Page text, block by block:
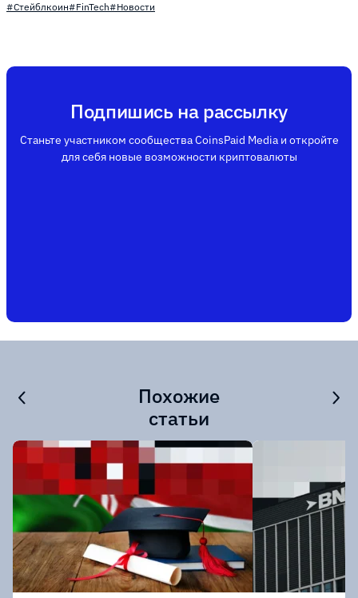
#Стейблкоин#FinTech#Новости
Подпишись на рассылку
Станьте участником сообщества CoinsPaid Media и откройте
для себя новые возможности криптовалюты
Похожие
статьи